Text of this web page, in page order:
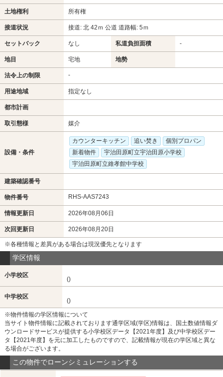
土地権利 所有権
接道状況 接道: 北 42ｍ 公道 道路幅: 5ｍ
セットバック なし 私道負担面積 -
地目 宅地 地勢
法令上の制限 -
用途地域 指定なし
都市計画
取引態様 媒介
設備・条件
カウンターキッチン 追い焚き
個別プロパン
新着物件
宇治田原町立宇治田原小学校
宇治田原町立維孝館中学校
建築確認番号
物件番号 RHS-AAS7243
情報更新日 2026年08月06日
次回更新日 2026年08月20日
※各種情報と差異がある場合は現況優先となります
学区情報
小学校区
()
中学校区
()
※物件情報の学区情報について
当サイト物件情報に記載されております通学区域(学区)情報は、国土数値情報ダ
ウンロードサービスが提供する小学校区データ【2021年度】及び中学校区デー
タ【2021年度】を元に加工したものですので、記載情報が現在の学区域と異な
る場合がございます。
この物件でローンシミュレーションする